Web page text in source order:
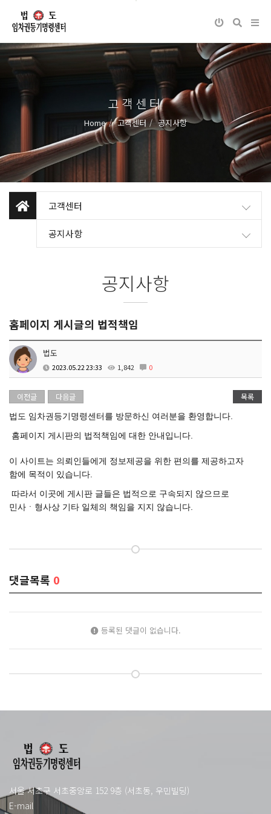
고객센터
Home 고객센터 공지사항
고객센터
공지사항
공지사항
홈페이지 게시글의 법적책임
법도
2023.05.22 23:33 1,842 0
이전글 다음글 목록
법도 임차권등기명령센터를 방문하신 여러분을 환영합니다.
홈페이지 게시판의 법적책임에 대한 안내입니다.
이 사이트는 의뢰인들에게 정보제공을 위한 편의를 제공하고자
함에 목적이 있습니다.
따라서 이곳에 게시판 글들은 법적으로 구속되지 않으므로
민사ㆍ형사상 기타 일체의 책임을 지지 않습니다.
댓글목록 0
등록된 댓글이 없습니다.
서울 서초구 서초중앙로 152 9층 (서초동, 우민빌딩)
E-mail